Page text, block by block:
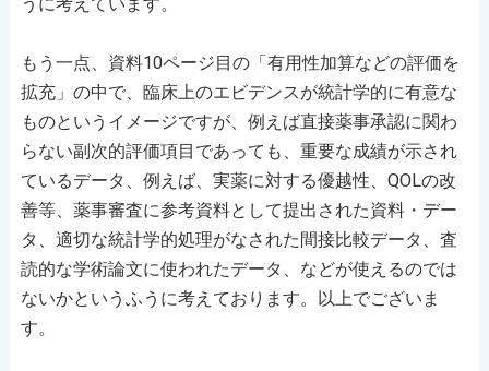
もう一点、資料10ページ目の「有用性加算などの評価を
拡充」の中で、臨床上のエビデンスが統計学的に有意な
ものというイメージですが、例えば直接薬事承認に関わ
らない副次的評価項目であっても、重要な成績が示され
ているデータ、例えば、実薬に対する優越性、QOLの改
善等、薬事審査に参考資料として提出された資料・デー
タ、適切な統計学的処理がなされた間接比較データ、査
読的な学術論文に使われたデータ、などが使えるのでは
ないかというふうに考えております。以上でございま
す。